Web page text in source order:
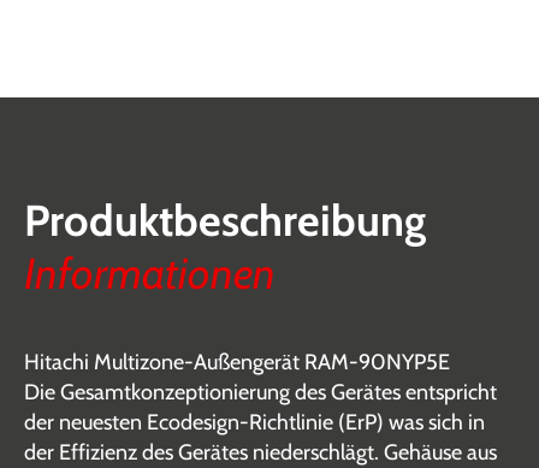
Produktbeschreibung
Informationen
Hitachi Multizone-Außengerät RAM-90NYP5E
Die Gesamtkonzeptionierung des Gerätes entspricht
der neuesten Ecodesign-Richtlinie (ErP) was sich in
der Effizienz des Gerätes niederschlägt. Gehäuse aus